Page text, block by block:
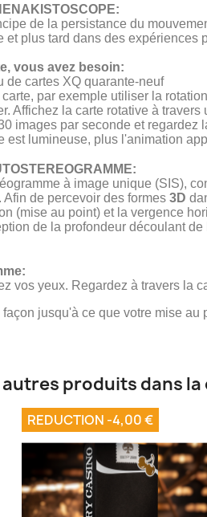
de la persistance du
et plus tard dans des
vous avez besoin:
de cartes XQ quarante-neuf
par exemple utiliser la
Affichez la carte rotative à
images par seconde et regardez
est lumineuse, plus l'animation
à image unique (SIS),
de percevoir des formes 3D
(mise au point) et la vergence
de la profondeur découlant
vos yeux. Regardez à travers la
jusqu'à ce que votre mise
autres produits dans
REDUCTION -4,00 €